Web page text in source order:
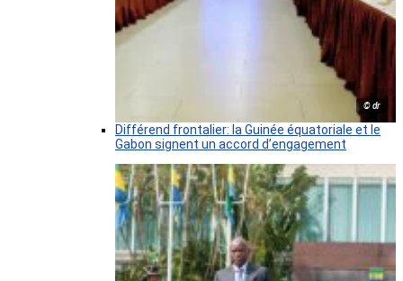
© dr
Différend frontalier: la Guinée équatoriale et le
Gabon signent un accord d’engagement